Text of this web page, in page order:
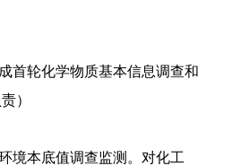
首轮化学物质基本信息调查和
）
境本底值调查监测。对化工